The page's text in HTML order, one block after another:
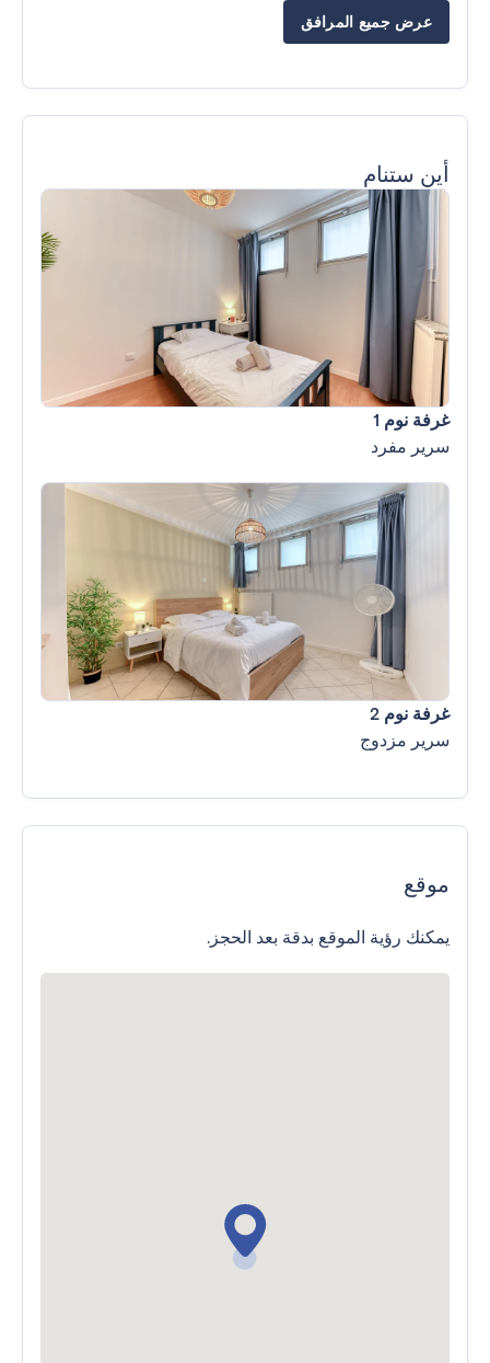
عرض جميع المرافق
أين ستنام
غرفة نوم 1
سرير مفرد
غرفة نوم 2
سرير مزدوج
موقع
يمكنك رؤية الموقع بدقة بعد الحجز.